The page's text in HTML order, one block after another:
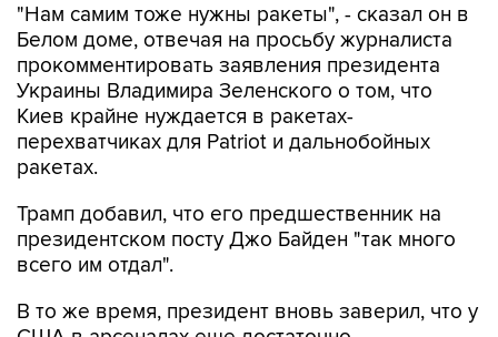
"Нам самим тоже нужны ракеты", - сказал он в
Белом доме, отвечая на просьбу журналиста
прокомментировать заявления президента
Украины Владимира Зеленского о том, что
Киев крайне нуждается в ракетах-
перехватчиках для Patriot и дальнобойных
ракетах.
Трамп добавил, что его предшественник на
президентском посту Джо Байден "так много
всего им отдал".
В то же время, президент вновь заверил, что у